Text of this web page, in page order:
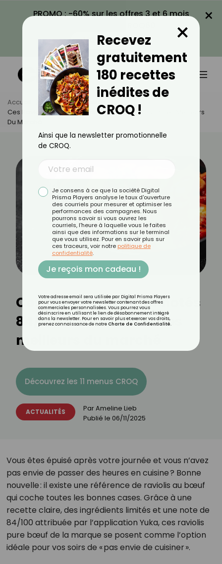
PROMO : -60% sur les offres 3 et 6 mois
VOIR LA PROMO
×
Accueil Actus
Actualités
Ces Raviolis Au Bœuf Notés 84/100 Sur Yuka Sont Les Meilleurs
Du Marché
Ces raviolis au bœuf notés
84/100 sur Yuka sont les
meilleurs du marché
Découvrez les 11 menus CROQ
ACTUALITÉS ParAmeline Lieb
Publié le 06/11/2025
Vous êtes épuisé après votre journée et vous n’avez
pas envie de passer des heures en cuisine ? Bonne
nouvelle : il existe une référence de raviolis au bœuf
qui coche toutes les bonnes cases. Grâce à une
recette claire, des ingrédients limités et une note de
84/100 attribuée par l’application Yuka, ces raviolis
pure bœuf de la marque se posent comme l’option
idéale pour vos soirs de « pas envie de cuisiner ».
Recevez
gratuitement
180 recettes
inédites de
CROQ !
×
Ainsi que la newsletter promotionnelle
de CROQ.
Je consens à ce que la société Digital
Prisma Players analyse le taux d'ouverture
des courriels pour mesurer et optimiser les
performances des campagnes. Nous
pourrons savoir si vous ouvrez les
courriels, l'heure à laquelle vous le faites
ainsi que des informations sur le terminal
que vous utilisez. Pour en savoir plus sur
ces traceurs, voir notre politique de
confidentialité.
Je reçois mon cadeau !
Votre adresse email sera utilisée par Digital Prisma Players
pour vous envoyer votre newsletter contenant des offres
commerciales personnalisées. Vous pourrez vous
désinscrire en utilisant le lien de désabonnement intégré
dans la newsletter. Pour en savoir plus et exercer vos droits,
prenez connaissance de notre Charte de Confidentialité.